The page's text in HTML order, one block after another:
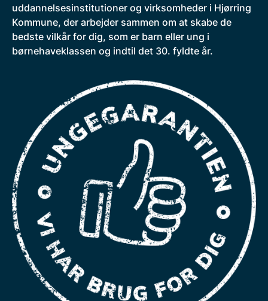
uddannelsesinstitutioner og virksomheder i Hjørring
Kommune, der arbejder sammen om at skabe de
bedste vilkår for dig, som er barn eller ung i
børnehaveklassen og indtil det 30. fyldte år.